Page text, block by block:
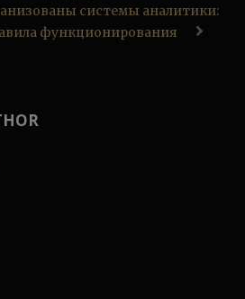
системы аналитики:
функционирования